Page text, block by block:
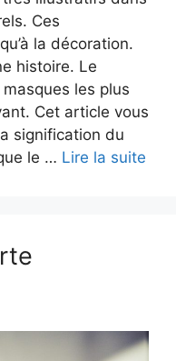
Ces
la décoration.
histoire. Le
les plus
Cet article vous
signification du
le … Lire la suite